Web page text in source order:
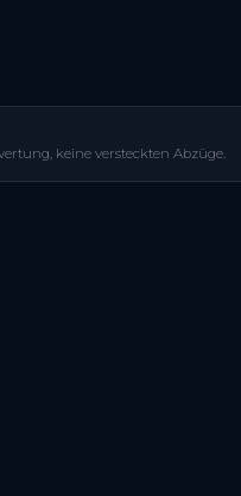
anfragen
keine versteckten Abzüge.